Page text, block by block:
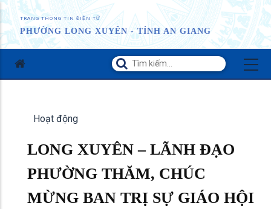
TRANG THÔNG TIN ĐIỆN TỬ
PHƯỜNG LONG XUYÊN - TỈNH AN GIANG
Hoạt động
LONG XUYÊN – LÃNH ĐẠO
PHƯỜNG THĂM, CHÚC
MỪNG BAN TRỊ SỰ GIÁO HỘI